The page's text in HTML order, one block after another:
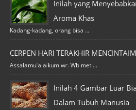
Inilah yang
Aroma Khas
Kadang-kadang, orang bisa ...
CERPEN HARI TERAKHIR
Assalamu'alaikum wr. Wb met ...
Inilah 4 Gambar Luar
Dalam Tubuh Manusia